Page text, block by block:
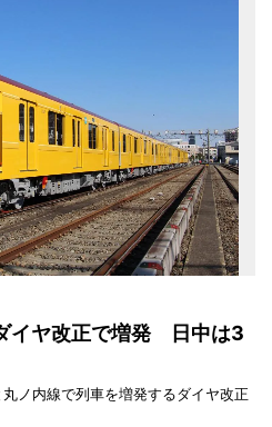
イヤ改正で増発 日中は3
ノ内線で列車を増発するダイヤ改正